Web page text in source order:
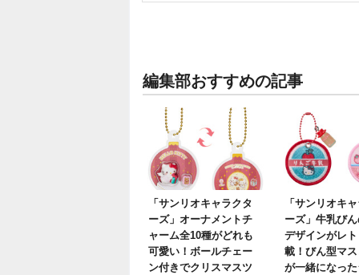
編集部おすすめの記事
「サンリオキャラクタ
ーズ」オーナメントチ
ャーム全10種がどれも
可愛い！ボールチェー
ン付きでクリスマスツ
「サンリオキ
ーズ」牛乳び
デザインがレ
載！びん型マ
が一緒になっ